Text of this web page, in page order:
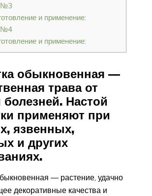
№3
и применение:
№4
и применение:
обыкновенная —
трава от
Настой
применяют при
язвенных,
и других
— растение, удачно
декоративные качества и